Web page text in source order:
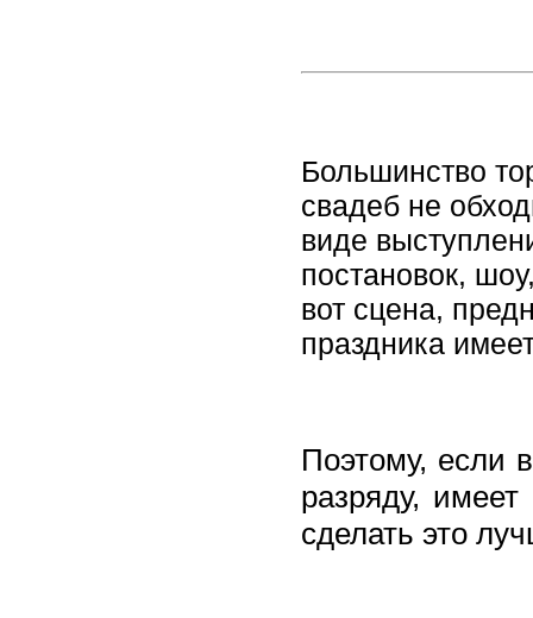
Большинство
свадеб не
виде
постановок,
вот сцена,
праздника
Поэтому, если
разряду,
сделать это